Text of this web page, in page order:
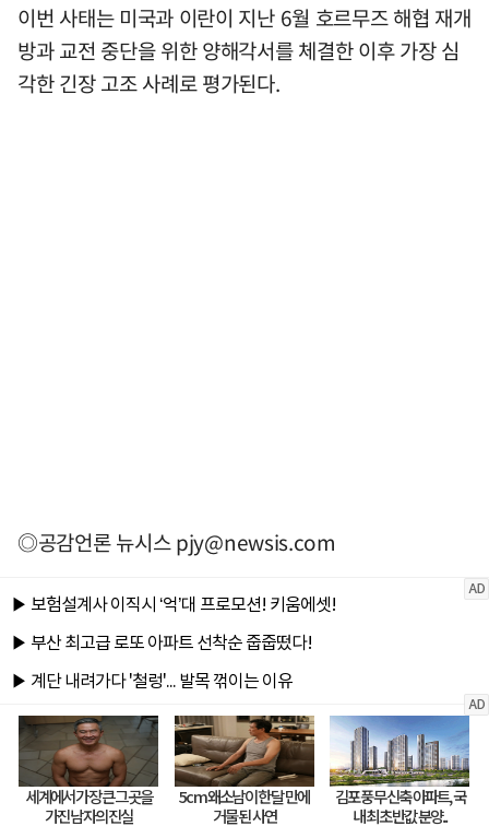
이번 사태는 미국과 이란이 지난 6월 호르무즈 해협 재개
방과 교전 중단을 위한 양해각서를 체결한 이후 가장 심
각한 긴장 고조 사례로 평가된다.
◎공감언론 뉴시스pjy@newsis.com